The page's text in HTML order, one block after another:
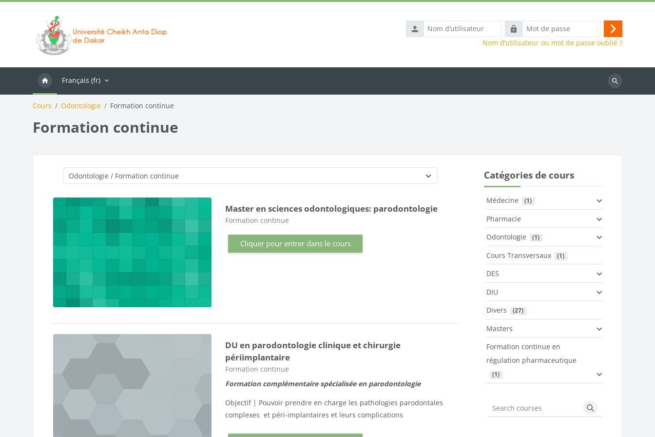
Nom
d’utilisateur
Mot
de
Connexion
Nom d’utilisateur ou mot de passe oublié ?
Français ‎(fr)‎
Rechercher
Cours Odontologie Formation continue
Formation continue
Master en sciences odontologiques: parodontologie
Catégorie de cours
Formation continue
Cliquer pour entrer dans le cours
DU en parodontologie clinique et chirurgie
périimplantaire
Catégorie de cours
Formation continue
Formation complémentaire spécialisée en parodontologie
Objectif | Pouvoir prendre en charge les pathologies parodontales
complexes et péri-implantaires et leurs complications
Catégories de cours
Médecine (1)
Pharmacie
Odontologie
(1)
Cours Transversaux (1)
DES
DIU
Divers
(27)
Masters
Formation continue en
régulation pharmaceutique
(1)
Search courses Search courses